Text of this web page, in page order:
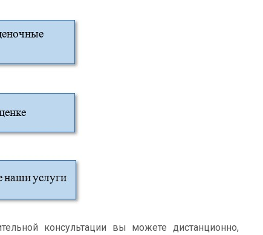
консультации вы можете дистанционно,